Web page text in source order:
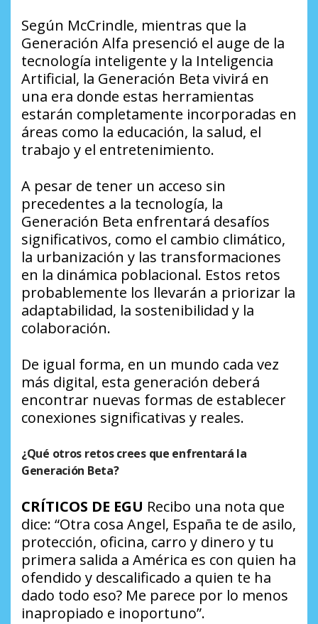
Según McCrindle, mientras que la
Generación Alfa presenció el auge de la
tecnología inteligente y la Inteligencia
Artificial, la Generación Beta vivirá en
una era donde estas herramientas
estarán completamente incorporadas en
áreas como la educación, la salud, el
trabajo y el entretenimiento.
A pesar de tener un acceso sin
precedentes a la tecnología, la
Generación Beta enfrentará desafíos
significativos, como el cambio climático,
la urbanización y las transformaciones
en la dinámica poblacional. Estos retos
probablemente los llevarán a priorizar la
adaptabilidad, la sostenibilidad y la
colaboración.
De igual forma, en un mundo cada vez
más digital, esta generación deberá
encontrar nuevas formas de establecer
conexiones significativas y reales.
¿Qué otros retos crees que enfrentará la
Generación Beta?
CRÍTICOS DE EGU Recibo una nota que
dice: “Otra cosa Angel, España te de asilo,
protección, oficina, carro y dinero y tu
primera salida a América es con quien ha
ofendido y descalificado a quien te ha
dado todo eso? Me parece por lo menos
inapropiado e inoportuno”.